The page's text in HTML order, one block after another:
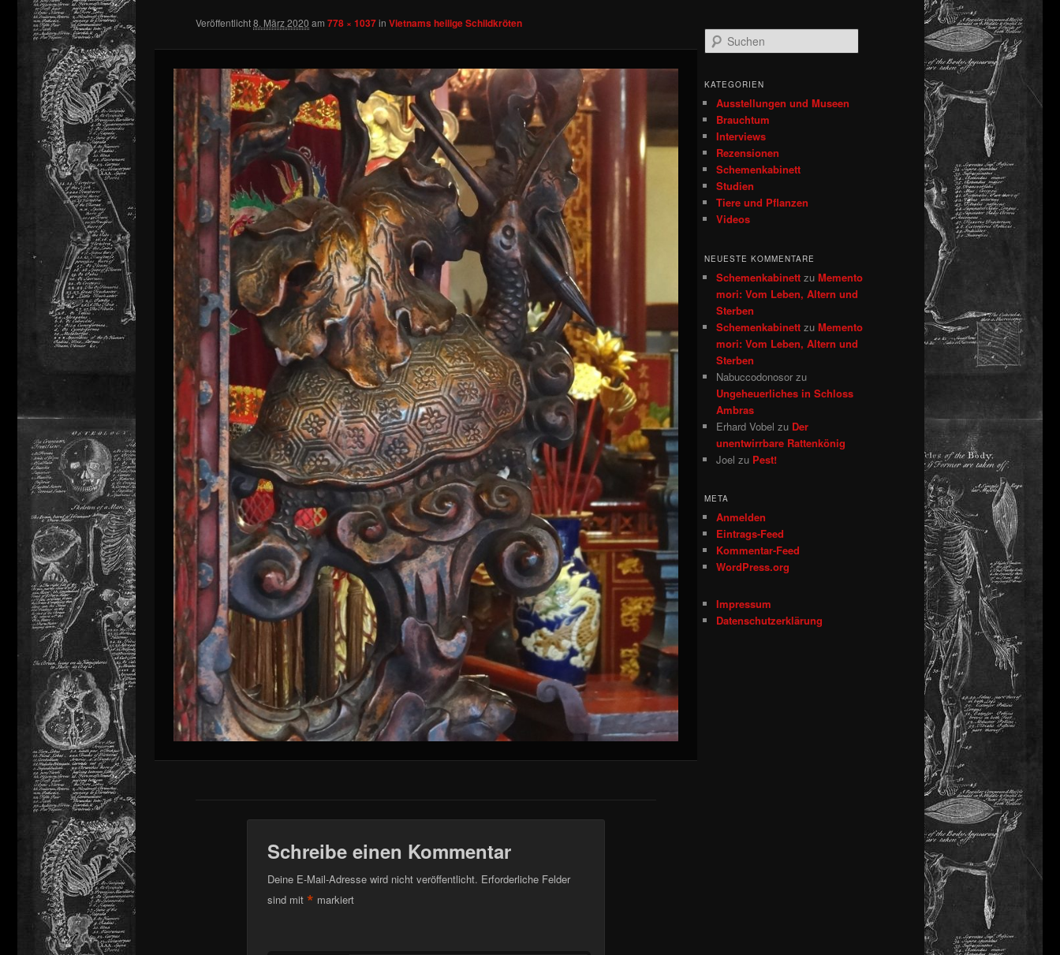
springen
Veröffentlicht8. März 2020 am 778 × 1037in Vietnams heilige Schildkröten
Schreibe einen Kommentar
Deine E-Mail-Adresse wird nicht veröffentlicht. Erforderliche Felder
sind mit * markiert
u
h
KATEGORIEN
Ausstellungen und Museen
Brauchtum
Interviews
Rezensionen
Schemenkabinett
Studien
Tiere und Pflanzen
Videos
NEUESTE KOMMENTARE
Schemenkabinett zu Memento
mori: Vom Leben, Altern und
Sterben
Schemenkabinett zu Memento
mori: Vom Leben, Altern und
Sterben
Nabuccodonosor zu
Ungeheuerliches in Schloss
Ambras
Erhard Vobel zu Der
unentwirrbare Rattenkönig
Joel zu Pest!
META
Anmelden
Eintrags-Feed
Kommentar-Feed
WordPress.org
Impressum
Datenschutzerklärung